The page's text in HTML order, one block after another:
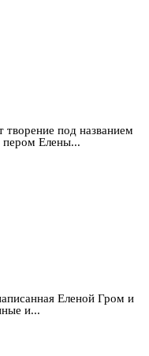
творение под названием
пером Елены...
Еленой Гром и
и...